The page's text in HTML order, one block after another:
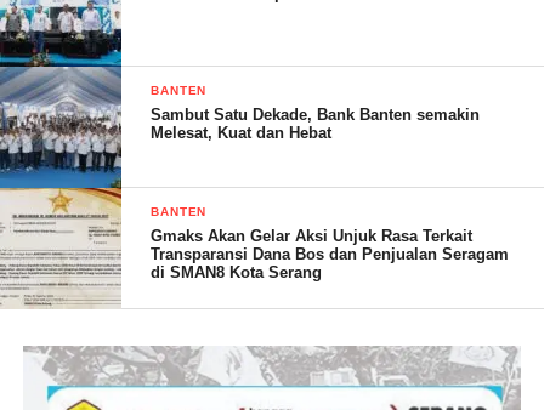
BANTEN
Sambut Satu Dekade, Bank Banten semakin
Melesat, Kuat dan Hebat
BANTEN
Gmaks Akan Gelar Aksi Unjuk Rasa Terkait
Transparansi Dana Bos dan Penjualan Seragam
di SMAN8 Kota Serang